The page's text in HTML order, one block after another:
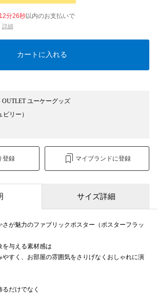
分25秒以内のお支払いで
詳細
カートに入れる
OUTLET ユーケーグッズ
ビリー）
登録 マイブランドに登録
サイズ詳細
が魅力のファブリックポスター（ポスターフラッ
を与える素材感は
やすく、お部屋の雰囲気をさりげなくおしゃれに演
だけでなく